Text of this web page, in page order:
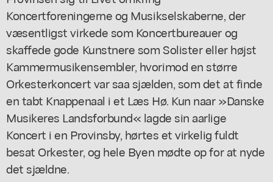
Koncertforeningerne og Musikselskaberne, der
væsentligst virkede som Koncertbureauer og
skaffede gode Kunstnere som Solister eller højst
Kammermusikensembler, hvorimod en større
Orkesterkoncert var saa sjælden, som det at finde
en tabt Knappenaal i et Læs Hø. Kun naar »Danske
Musikeres Landsforbund« lagde sin aarlige
Koncert i en Provinsby, hørtes et virkelig fuldt
besat Orkester, og hele Byen mødte op for at nyde
det sjældne.